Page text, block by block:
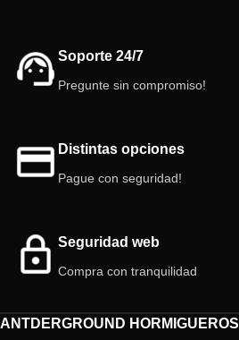
Soporte 24/7
Pregunte sin compromiso!
Distintas opciones
Pague con seguridad!
Seguridad web
Compra con tranquilidad
ANTDERGROUND HORMIGUEROS